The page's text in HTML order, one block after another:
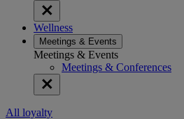
Wellness
Meetings & Events
Meetings & Events
Meetings & Conferences
All loyalty